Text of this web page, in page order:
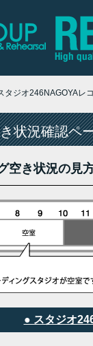
タジオ246NAGOYAレ
状況確認ペ
空き状況の見
● スタジオ